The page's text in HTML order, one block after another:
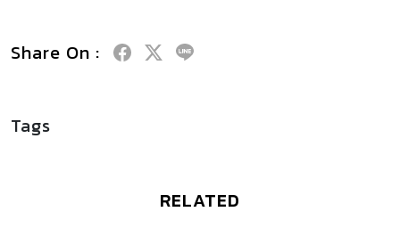
Share On :
Tags
RELATED